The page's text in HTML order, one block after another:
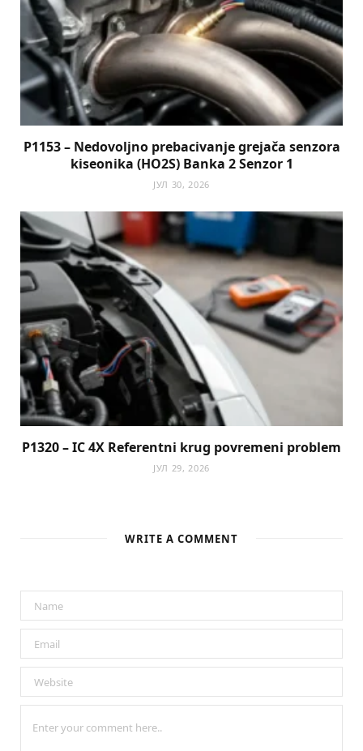
P1153 – Nedovoljno prebacivanje grejača senzora
kiseonika (HO2S) Banka 2 Senzor 1
ЈУЛ 30, 2026
P1320 – IC 4X Referentni krug povremeni problem
ЈУЛ 29, 2026
WRITE A COMMENT